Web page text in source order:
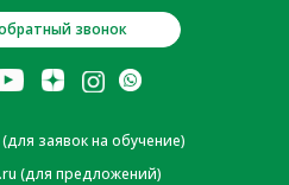
(для предложений)
звонок
заявок на обучение)